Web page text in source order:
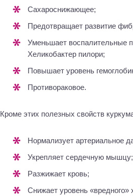
Сахароснижающее;
Предотвращает развитие
Уменьшает воспалительные процессы в желудке при воспалениях вызванных
Хеликобактер пилори;
Повышает уровень
Противораковое.
Кроме этих полезных свойств
Нормализует артериальное
Укрепляет сердечную мышцу;
Разжижает кровь;
Снижает уровень «вредного»